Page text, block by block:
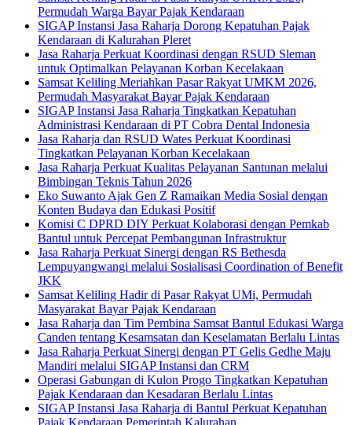
Permudah Warga Bayar Pajak Kendaraan
SIGAP Instansi Jasa Raharja Dorong Kepatuhan Pajak
Kendaraan di Kalurahan Pleret
Jasa Raharja Perkuat Koordinasi dengan RSUD Sleman
untuk Optimalkan Pelayanan Korban Kecelakaan
Samsat Keliling Meriahkan Pasar Rakyat UMKM 2026,
Permudah Masyarakat Bayar Pajak Kendaraan
SIGAP Instansi Jasa Raharja Tingkatkan Kepatuhan
Administrasi Kendaraan di PT Cobra Dental Indonesia
Jasa Raharja dan RSUD Wates Perkuat Koordinasi
Tingkatkan Pelayanan Korban Kecelakaan
Jasa Raharja Perkuat Kualitas Pelayanan Santunan melalui
Bimbingan Teknis Tahun 2026
Eko Suwanto Ajak Gen Z Ramaikan Media Sosial dengan
Konten Budaya dan Edukasi Positif
Komisi C DPRD DIY Perkuat Kolaborasi dengan Pemkab
Bantul untuk Percepat Pembangunan Infrastruktur
Jasa Raharja Perkuat Sinergi dengan RS Bethesda
Lempuyangwangi melalui Sosialisasi Coordination of Benefit
JKK
Samsat Keliling Hadir di Pasar Rakyat UMi, Permudah
Masyarakat Bayar Pajak Kendaraan
Jasa Raharja dan Tim Pembina Samsat Bantul Edukasi Warga
Canden tentang Kesamsatan dan Keselamatan Berlalu Lintas
Jasa Raharja Perkuat Sinergi dengan PT Gelis Gedhe Maju
Mandiri melalui SIGAP Instansi dan CRM
Operasi Gabungan di Kulon Progo Tingkatkan Kepatuhan
Pajak Kendaraan dan Kesadaran Berlalu Lintas
SIGAP Instansi Jasa Raharja di Bantul Perkuat Kepatuhan